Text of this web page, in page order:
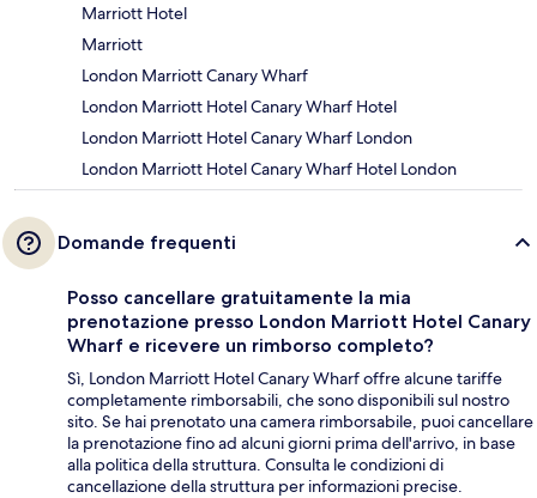
Marriott Hotel
Marriott
London Marriott Canary Wharf
London Marriott Hotel Canary Wharf Hotel
London Marriott Hotel Canary Wharf London
London Marriott Hotel Canary Wharf Hotel London
Domande frequenti
Posso cancellare gratuitamente la mia
prenotazione presso London Marriott Hotel Canary
Wharf e ricevere un rimborso completo?
Sì, London Marriott Hotel Canary Wharf offre alcune tariffe
completamente rimborsabili, che sono disponibili sul nostro
sito. Se hai prenotato una camera rimborsabile, puoi cancellare
la prenotazione fino ad alcuni giorni prima dell'arrivo, in base
alla politica della struttura. Consulta le condizioni di
cancellazione della struttura per informazioni precise.